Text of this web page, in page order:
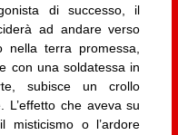
di successo, il
ad andare verso
terra promessa,
con una soldatessa in
subisce un crollo
L’effetto che aveva su
o l’ardore